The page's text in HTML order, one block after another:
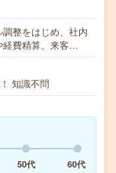
調整をはじめ、社内
経費精算、来客…
知識不問
50代 60代